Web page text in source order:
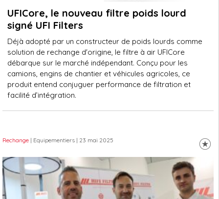
UFICore, le nouveau filtre poids lourd
signé UFI Filters
Déjà adopté par un constructeur de poids lourds comme
solution de rechange d'origine, le filtre à air UFICore
débarque sur le marché indépendant. Conçu pour les
camions, engins de chantier et véhicules agricoles, ce
produit entend conjuguer performance de filtration et
facilité d’intégration.
Rechange | Equipementiers | 23 mai 2025